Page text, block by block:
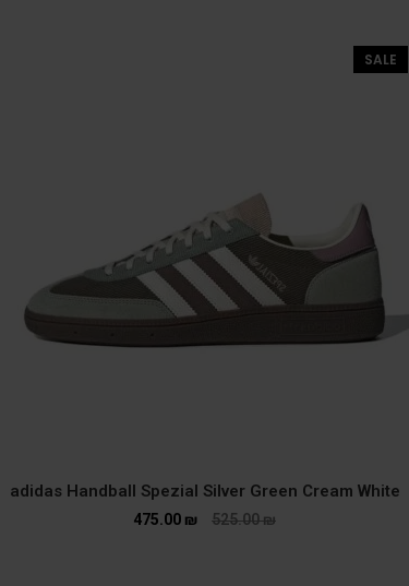
SALE
adidas Handball Spezial Silver Green Cream White
525.00₪
475.00 ₪